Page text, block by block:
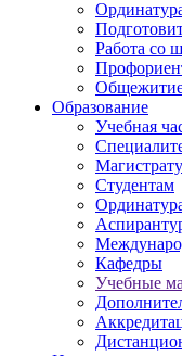
Работа со
Образование
Учебная
Студентам
Кафедры
Учебные